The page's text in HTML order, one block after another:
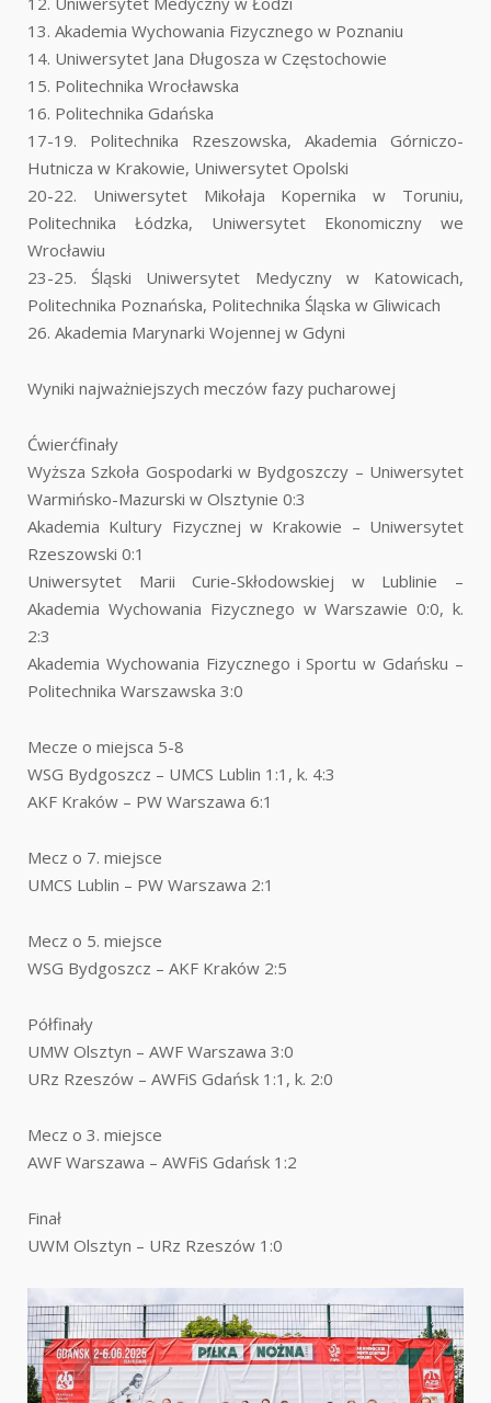
13. Akademia Wychowania Fizycznego w Poznaniu
14. Uniwersytet Jana Długosza w Częstochowie
15. Politechnika Wrocławska
16. Politechnika Gdańska
17-19. Politechnika Rzeszowska, Akademia Górniczo-
Hutnicza w Krakowie, Uniwersytet Opolski
20-22. Uniwersytet Mikołaja Kopernika w Toruniu,
Politechnika Łódzka, Uniwersytet Ekonomiczny we
Wrocławiu
23-25. Śląski Uniwersytet Medyczny w Katowicach,
Politechnika Poznańska, Politechnika Śląska w Gliwicach
26. Akademia Marynarki Wojennej w Gdyni
Wyniki najważniejszych meczów fazy pucharowej
Ćwierćfinały
Wyższa Szkoła Gospodarki w Bydgoszczy – Uniwersytet
Warmińsko-Mazurski w Olsztynie 0:3
Akademia Kultury Fizycznej w Krakowie – Uniwersytet
Rzeszowski 0:1
Uniwersytet Marii Curie-Skłodowskiej w Lublinie –
Akademia Wychowania Fizycznego w Warszawie 0:0, k.
2:3
Akademia Wychowania Fizycznego i Sportu w Gdańsku –
Politechnika Warszawska 3:0
Mecze o miejsca 5-8
WSG Bydgoszcz – UMCS Lublin 1:1, k. 4:3
AKF Kraków – PW Warszawa 6:1
Mecz o 7. miejsce
UMCS Lublin – PW Warszawa 2:1
Mecz o 5. miejsce
WSG Bydgoszcz – AKF Kraków 2:5
Półfinały
UMW Olsztyn – AWF Warszawa 3:0
URz Rzeszów – AWFiS Gdańsk 1:1, k. 2:0
Mecz o 3. miejsce
AWF Warszawa – AWFiS Gdańsk 1:2
Finał
UWM Olsztyn – URz Rzeszów 1:0